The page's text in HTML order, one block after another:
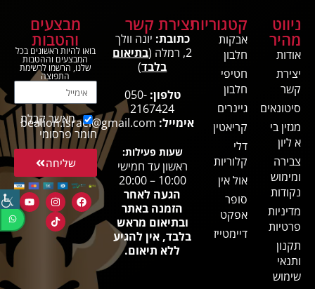
ניווט
מהיר
אודות
יצירת
קשר
סיטונאים
מגזין בי
א ליון
צבירה
ומימוש
נקודות
מדיניות
פרטיות
תקנון
ותנאי
שימוש
קטגוריות
אבקות
חלבון
חטיפי
חלבון
גיינרים
קריאטין
דלי
קלוריות
אול אין
סופר
אפקט
דיימטייז
יצירת קשר
כתובת: יונה וולך
2, רמלה (
בתיאום
בלבד)
טלפון: 050-
2167424
אימייל: bealion.israel@gmail.com
שעות פעילות:
ראשון עד חמישי
10:00 – 20:00
הגעה לאחר
הזמנה באתר
ובתיאום מראש
בלבד, אין להגיע
ללא תיאום.
מבצעים
והטבות
בואו להיות ראשונים בכל
המבצעים וההטבות
שלנו, הרשמו לרשימת
התפוצה
מאשר קבלת
חומר פרסומי
שליחה